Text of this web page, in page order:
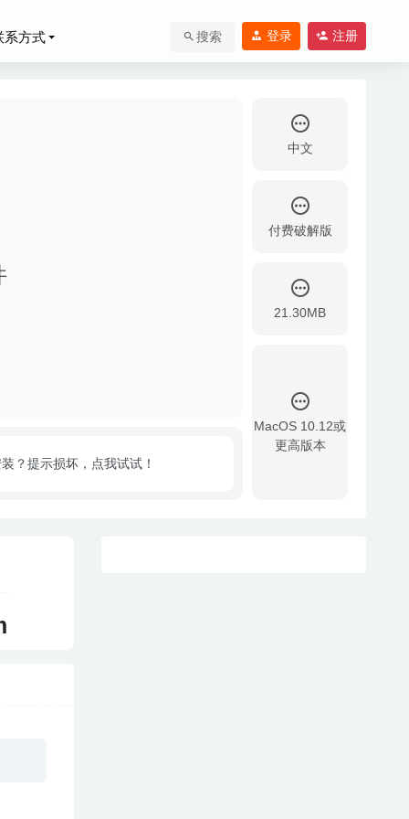
方式 搜索 登录 注册
中文
付费破解版
21.30MB
MacOS 10.12或
更高版本
？提示损坏，点我试试！